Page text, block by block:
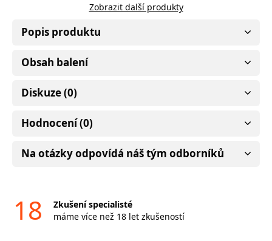
Zobrazit další produkty
Popis produktu
Obsah balení
Diskuze (0)
Hodnocení (0)
Na otázky odpovídá náš tým odborníků
18
Zkušení specialisté
máme více než 18 let zkušeností